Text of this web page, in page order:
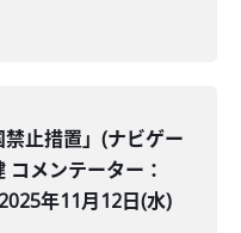
禁止措置」(ナビゲー
コメンテーター：
年11月12日(水)